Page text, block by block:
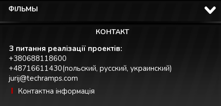
ФІЛЬМЫ
КОНТАКТ
З питання реалізації проектів:
+380688118600
+48716611430(польский, русский, украинский)
jurij@techramps.com
Контактна інформація